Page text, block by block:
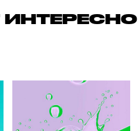
ИНТЕРЕСНО